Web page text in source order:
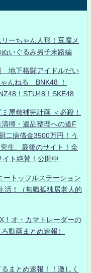
ーちゃん人形！豆腐メ
いぐるみ男子末路編
地下格闘アイドルだい
んねる BNK48 ！
！STU48！SKE48
屋敷補完計画 ＜必殺！
掃・遺品整理への道F
二病借金3500万円！う
生、最後のサイト！全
ト絶賛！公開中
ートッフルステーション
活！（無職孤独居老人的
オ・カマトレーダーの
動画まとめ速報）
まとめ速報！！激しく